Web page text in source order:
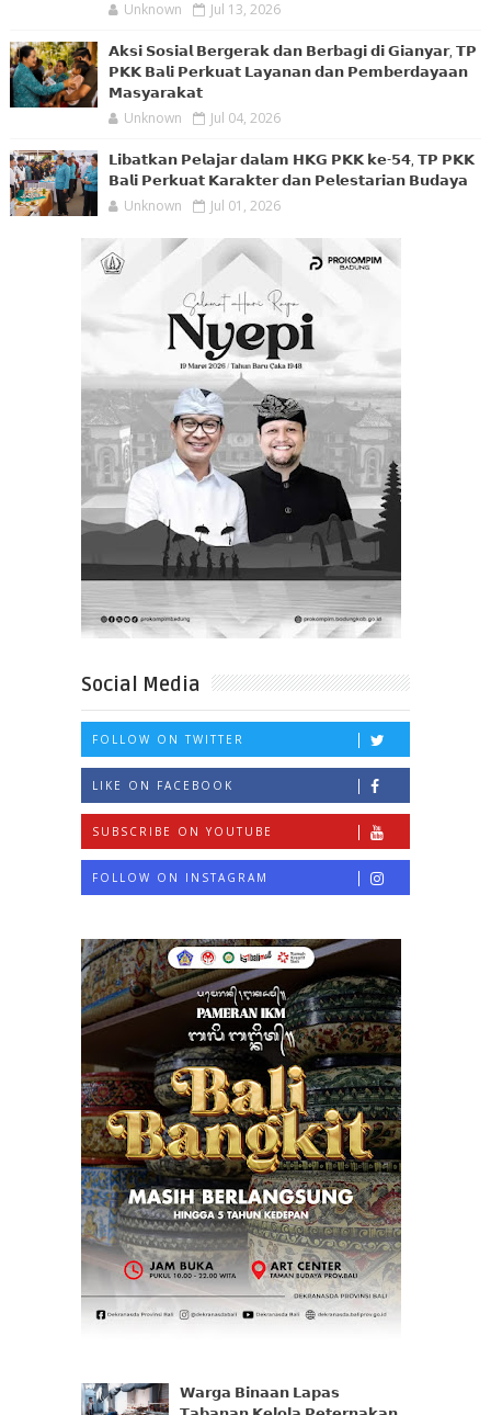
Unknown Jul 13, 2026
𝗔𝗸𝘀𝗶 𝗦𝗼𝘀𝗶𝗮𝗹 𝗕𝗲𝗿𝗴𝗲𝗿𝗮𝗸 𝗱𝗮𝗻 𝗕𝗲𝗿𝗯𝗮𝗴𝗶 𝗱𝗶 𝗚𝗶𝗮𝗻𝘆𝗮𝗿, 𝗧𝗣
𝗣𝗞𝗞 𝗕𝗮𝗹𝗶 𝗣𝗲𝗿𝗸𝘂𝗮𝘁 𝗟𝗮𝘆𝗮𝗻𝗮𝗻 𝗱𝗮𝗻 𝗣𝗲𝗺𝗯𝗲𝗿𝗱𝗮𝘆𝗮𝗮𝗻
𝗠𝗮𝘀𝘆𝗮𝗿𝗮𝗸𝗮𝘁
Unknown Jul 04, 2026
𝗟𝗶𝗯𝗮𝘁𝗸𝗮𝗻 𝗣𝗲𝗹𝗮𝗷𝗮𝗿 𝗱𝗮𝗹𝗮𝗺 𝗛𝗞𝗚 𝗣𝗞𝗞 𝗸𝗲-𝟱𝟰, 𝗧𝗣 𝗣𝗞𝗞
𝗕𝗮𝗹𝗶 𝗣𝗲𝗿𝗸𝘂𝗮𝘁 𝗞𝗮𝗿𝗮𝗸𝘁𝗲𝗿 𝗱𝗮𝗻 𝗣𝗲𝗹𝗲𝘀𝘁𝗮𝗿𝗶𝗮𝗻 𝗕𝘂𝗱𝗮𝘆𝗮
Unknown Jul 01, 2026
Social Media
FOLLOW ON TWITTER
LIKE ON FACEBOOK
SUBSCRIBE ON YOUTUBE
FOLLOW ON INSTAGRAM
𝗪𝗮𝗿𝗴𝗮 𝗕𝗶𝗻𝗮𝗮𝗻 𝗟𝗮𝗽𝗮𝘀